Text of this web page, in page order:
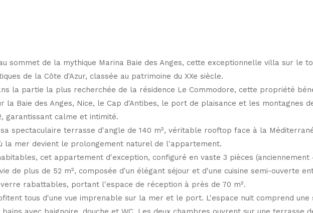
sommet de la mythique Marina Baie des Anges, cette exceptionnelle villa sur le
de la Côte d'Azur, classée au patrimoine du XXe siècle.
la partie la plus recherchée de la résidence Le Commodore, cette propriété
la Baie des Anges, Nice, le Cap d'Antibes, le port de plaisance et les montagnes
garantissant calme et intimité.
spectaculaire terrasse d'angle de 140 m², véritable rooftop face à la
la mer devient le prolongement naturel de l'appartement.
cet appartement d'exception, configuré en vaste 3 pièces
de plus de 52 m², composée d'un élégant séjour et d'une cuisine semi-ouverte
rabattables, portant l'espace de réception à près de 70 m².
tous d'une vue imprenable sur la mer et le port. L'espace nuit comprend une